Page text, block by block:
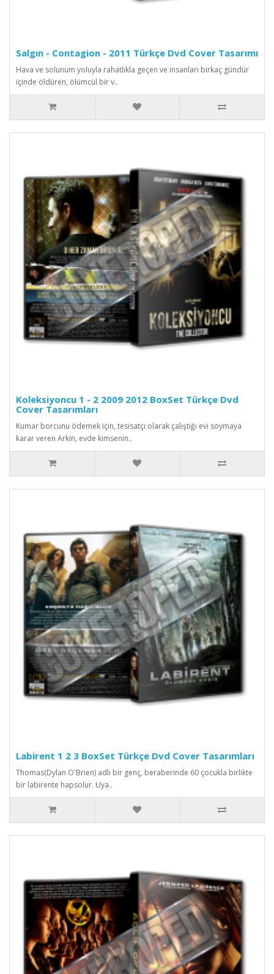
Salgın - Contagion - 2011 Türkçe Dvd Cover Tasarımı
Hava ve solunum yoluyla rahatlıkla geçen ve insanları birkaç gündür
içinde öldüren, ölümcül bir v..
Koleksiyoncu 1 - 2 2009 2012 BoxSet Türkçe Dvd
Cover Tasarımları
Kumar borcunu ödemek için, tesisatçı olarak çalıştığı evi soymaya
karar veren Arkin, evde kimsenin..
Labirent 1 2 3 BoxSet Türkçe Dvd Cover Tasarımları
Thomas(Dylan O'Brien) adlı bir genç, beraberinde 60 çocukla birlikte
bir labirente hapsolur. Uya..